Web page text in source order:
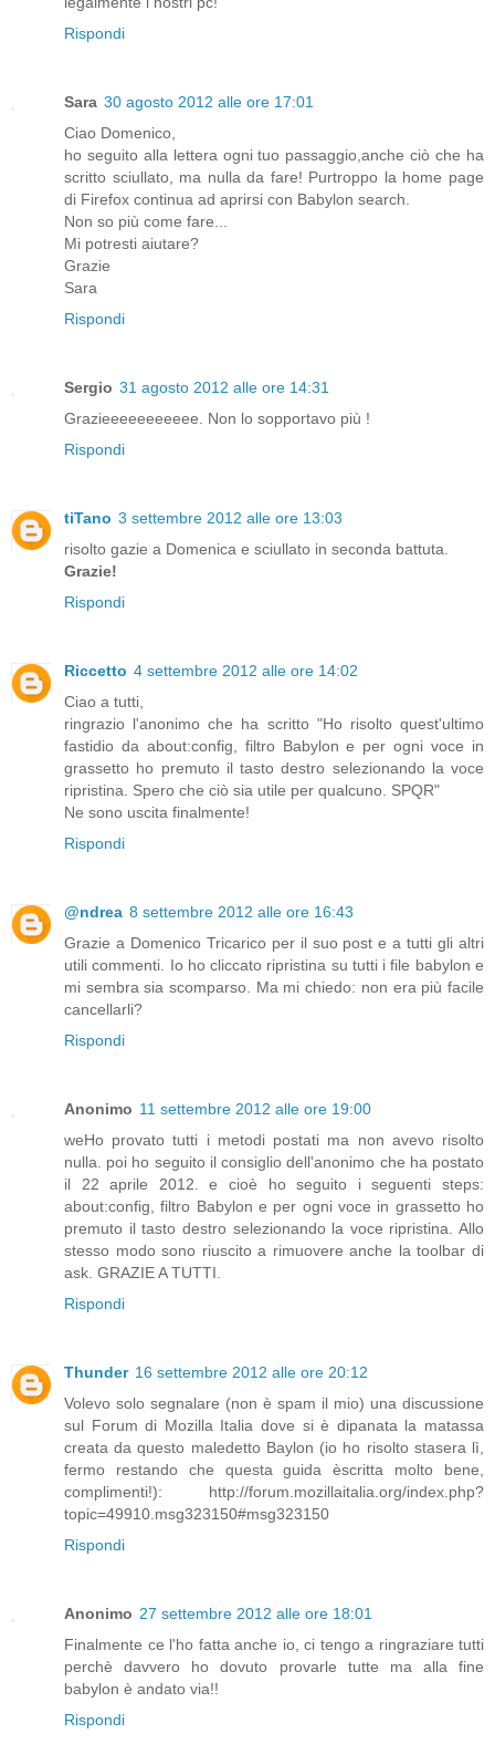
Rispondi
Sara 30 agosto 2012 alle ore 17:01
Ciao Domenico,
ho seguito alla lettera ogni tuo passaggio,anche ciò che ha
scritto sciullato, ma nulla da fare! Purtroppo la home page
di Firefox continua ad aprirsi con Babylon search.
Non so più come fare...
Mi potresti aiutare?
Grazie
Sara
Rispondi
Sergio 31 agosto 2012 alle ore 14:31
Grazieeeeeeeeeee. Non lo sopportavo più !
Rispondi
tiTano 3 settembre 2012 alle ore 13:03
risolto gazie a Domenica e sciullato in seconda battuta.
Grazie!
Rispondi
Riccetto 4 settembre 2012 alle ore 14:02
Ciao a tutti,
ringrazio l'anonimo che ha scritto "Ho risolto quest'ultimo
fastidio da about:config, filtro Babylon e per ogni voce in
grassetto ho premuto il tasto destro selezionando la voce
ripristina. Spero che ciò sia utile per qualcuno. SPQR"
Ne sono uscita finalmente!
Rispondi
@ndrea 8 settembre 2012 alle ore 16:43
Grazie a Domenico Tricarico per il suo post e a tutti gli altri
utili commenti. Io ho cliccato ripristina su tutti i file babylon e
mi sembra sia scomparso. Ma mi chiedo: non era più facile
cancellarli?
Rispondi
Anonimo 11 settembre 2012 alle ore 19:00
weHo provato tutti i metodi postati ma non avevo risolto
nulla. poi ho seguito il consiglio dell'anonimo che ha postato
il 22 aprile 2012. e cioè ho seguito i seguenti steps:
about:config, filtro Babylon e per ogni voce in grassetto ho
premuto il tasto destro selezionando la voce ripristina. Allo
stesso modo sono riuscito a rimuovere anche la toolbar di
ask. GRAZIE A TUTTI.
Rispondi
Thunder 16 settembre 2012 alle ore 20:12
Volevo solo segnalare (non è spam il mio) una discussione
sul Forum di Mozilla Italia dove si è dipanata la matassa
creata da questo maledetto Baylon (io ho risolto stasera lì,
fermo restando che questa guida èscritta molto bene,
complimenti!): http://forum.mozillaitalia.org/index.php?
topic=49910.msg323150#msg323150
Rispondi
Anonimo 27 settembre 2012 alle ore 18:01
Finalmente ce l'ho fatta anche io, ci tengo a ringraziare tutti
perchè davvero ho dovuto provarle tutte ma alla fine
babylon è andato via!!
Rispondi